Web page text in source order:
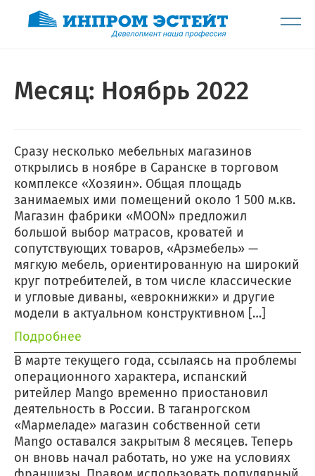
Месяц: Ноябрь 2022
Сразу несколько мебельных магазинов
открылись в ноябре в Саранске в торговом
комплексе «Хозяин». Общая площадь
занимаемых ими помещений около 1 500 м.кв.
Магазин фабрики «MOON» предложил
большой выбор матрасов, кроватей и
сопутствующих товаров, «Арзмебель» —
мягкую мебель, ориентированную на широкий
круг потребителей, в том числе классические
и угловые диваны, «еврокнижки» и другие
модели в актуальном конструктивном […]
Подробнее
В марте текущего года, ссылаясь на проблемы
операционного характера, испанский
ритейлер Mango временно приостановил
деятельность в России. В таганрогском
«Мармеладе» магазин собственной сети
Mango оставался закрытым 8 месяцев. Теперь
он вновь начал работать, но уже на условиях